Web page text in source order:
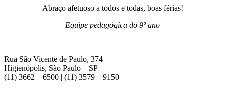
Abraço afetuoso a todos e todas, boas férias!
Equipe pedagógica do 9º ano
Rua São Vicente de Paulo, 374
Higienópolis, São Paulo – SP
(11) 3662 – 6500 | (11) 3579 – 9150